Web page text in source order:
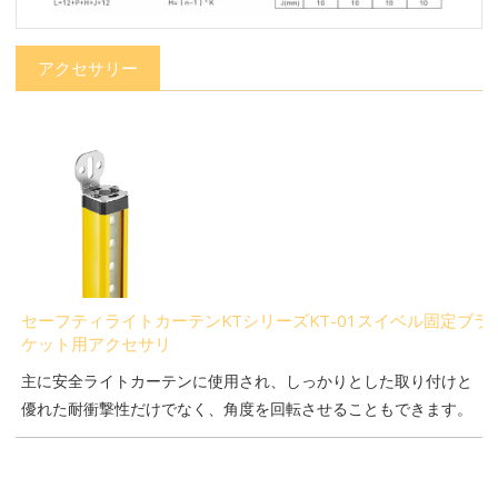
アクセサリー
セーフティライトカーテンKTシリーズKT-01スイベル固定ブラ
ケット用アクセサリ
主に安全ライトカーテンに使用され、しっかりとした取り付けと
優れた耐衝撃性だけでなく、角度を回転させることもできます。